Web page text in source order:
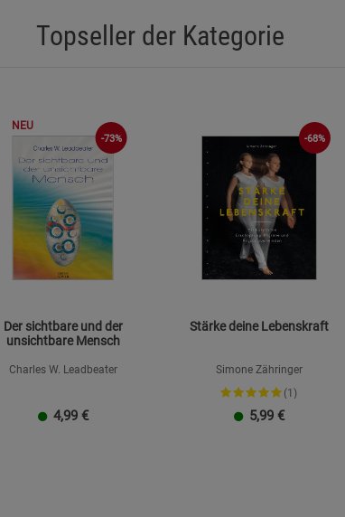
Topseller der Kategorie
NEU
-73%
Der sichtbare und der
unsichtbare Mensch
Charles W. Leadbeater
4,99 €
-68%
Stärke deine Lebenskraft
Simone Zähringer
(1)
5,99 €